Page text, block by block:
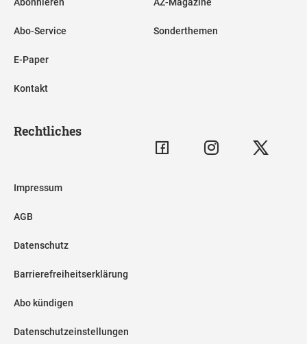
Abo-Service
E-Paper
Kontakt
Sonderthemen
Rechtliches
Impressum
AGB
Datenschutz
Barrierefreiheitserklärung
Abo kündigen
Datenschutzeinstellungen